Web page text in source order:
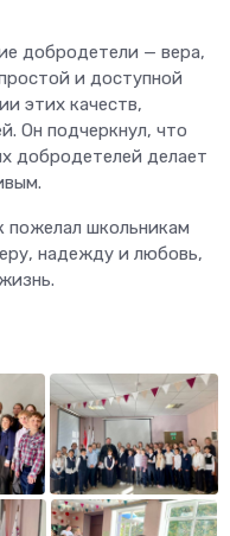
добродетели — вера,
и доступной
этих качеств,
Он подчеркнул, что
добродетелей делает
пожелал школьникам
надежду и любовь,